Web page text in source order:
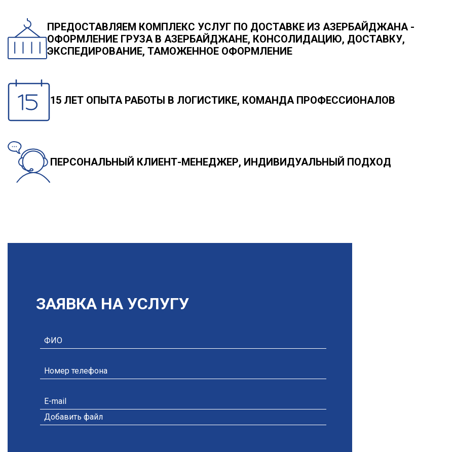
ПРЕДОСТАВЛЯЕМ КОМПЛЕКС УСЛУГ ПО ДОСТАВКЕ ИЗ АЗЕРБАЙДЖАНА -
ОФОРМЛЕНИЕ ГРУЗА В АЗЕРБАЙДЖАНЕ, КОНСОЛИДАЦИЮ, ДОСТАВКУ,
ЭКСПЕДИРОВАНИЕ, ТАМОЖЕННОЕ ОФОРМЛЕНИЕ
15 ЛЕТ ОПЫТА РАБОТЫ В ЛОГИСТИКЕ, КОМАНДА ПРОФЕССИОНАЛОВ
ПЕРСОНАЛЬНЫЙ КЛИЕНТ-МЕНЕДЖЕР, ИНДИВИДУАЛЬНЫЙ ПОДХОД
ЗАЯВКА НА УСЛУГУ
Добавить файл